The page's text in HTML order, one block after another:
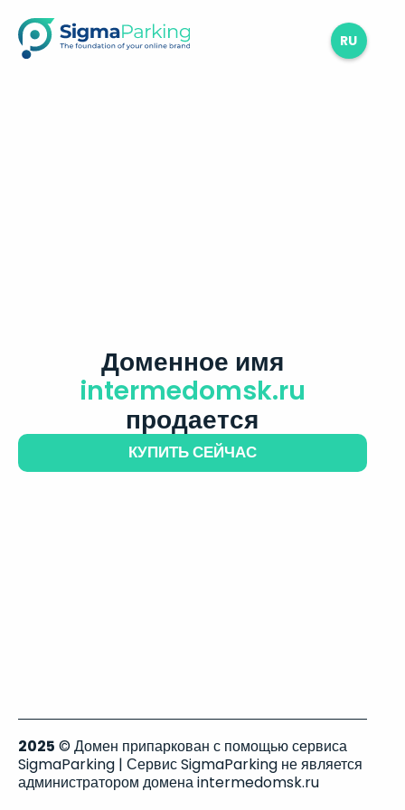
RU
Доменное имя
intermedomsk.ru
продается
КУПИТЬ СЕЙЧАС
2025 © Домен припаркован с помощью сервиса
SigmaParking | Сервис SigmaParking не является
администратором домена intermedomsk.ru